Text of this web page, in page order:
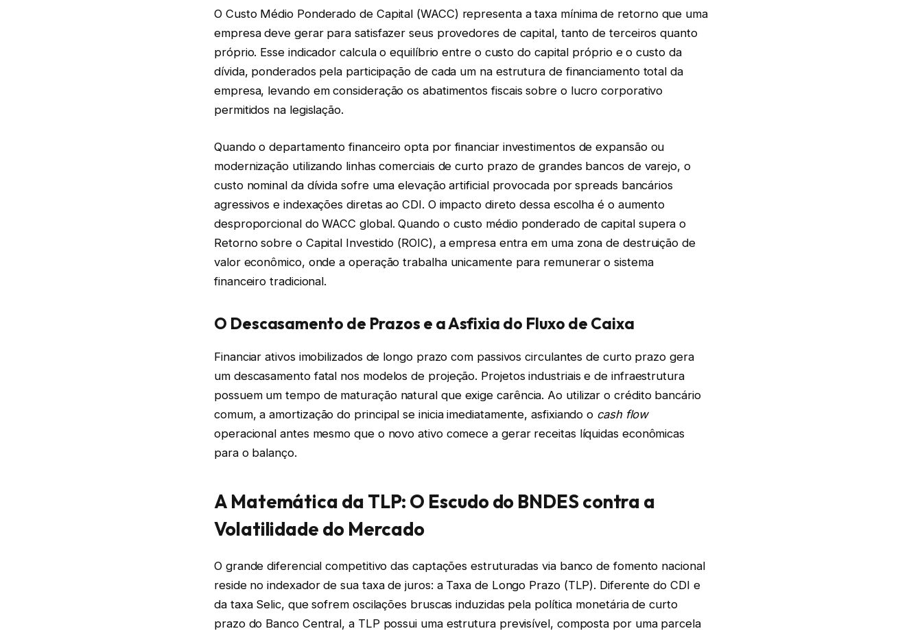
O Custo Médio Ponderado de Capital (WACC) representa a taxa mínima de retorno que uma
empresa deve gerar para satisfazer seus provedores de capital, tanto de terceiros quanto
próprio. Esse indicador calcula o equilíbrio entre o custo do capital próprio e o custo da
dívida, ponderados pela participação de cada um na estrutura de financiamento total da
empresa, levando em consideração os abatimentos fiscais sobre o lucro corporativo
permitidos na legislação.
Quando o departamento financeiro opta por financiar investimentos de expansão ou
modernização utilizando linhas comerciais de curto prazo de grandes bancos de varejo, o
custo nominal da dívida sofre uma elevação artificial provocada por spreads bancários
agressivos e indexações diretas ao CDI. O impacto direto dessa escolha é o aumento
desproporcional do WACC global. Quando o custo médio ponderado de capital supera o
Retorno sobre o Capital Investido (ROIC), a empresa entra em uma zona de destruição de
valor econômico, onde a operação trabalha unicamente para remunerar o sistema
financeiro tradicional.
O Descasamento de Prazos e a Asfixia do Fluxo de Caixa
Financiar ativos imobilizados de longo prazo com passivos circulantes de curto prazo gera
um descasamento fatal nos modelos de projeção. Projetos industriais e de infraestrutura
possuem um tempo de maturação natural que exige carência. Ao utilizar o crédito bancário
comum, a amortização do principal se inicia imediatamente, asfixiando o cash flow
operacional antes mesmo que o novo ativo comece a gerar receitas líquidas econômicas
para o balanço.
A Matemática da TLP: O Escudo do BNDES contra a
Volatilidade do Mercado
O grande diferencial competitivo das captações estruturadas via banco de fomento nacional
reside no indexador de sua taxa de juros: a Taxa de Longo Prazo (TLP). Diferente do CDI e
da taxa Selic, que sofrem oscilações bruscas induzidas pela política monetária de curto
prazo do Banco Central, a TLP possui uma estrutura previsível, composta por uma parcela